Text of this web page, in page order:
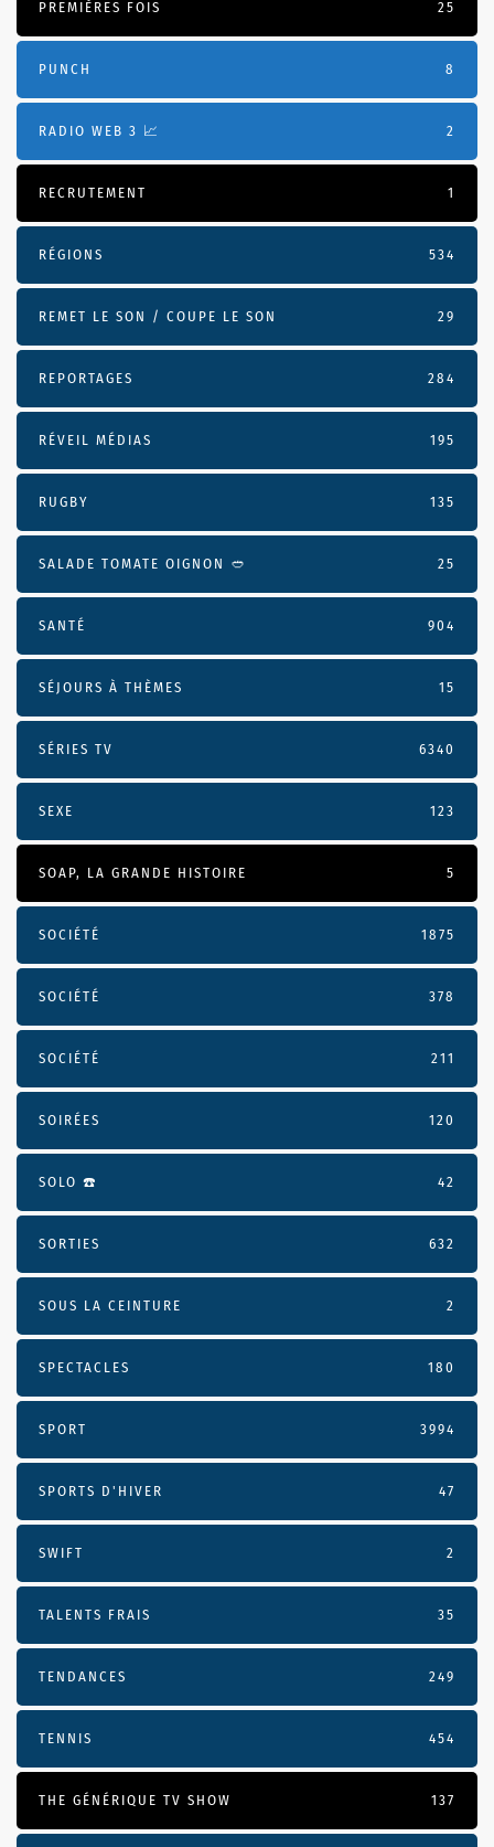
PREMIÈRES FOIS 25
PUNCH 8
RADIO WEB 3 📈 2
RECRUTEMENT 1
RÉGIONS 534
REMET LE SON / COUPE LE SON 29
REPORTAGES 284
RÉVEIL MÉDIAS 195
RUGBY 135
SALADE TOMATE OIGNON 🥙 25
SANTÉ 904
SÉJOURS À THÈMES 15
SÉRIES TV 6340
SEXE 123
SOAP, LA GRANDE HISTOIRE 5
SOCIÉTÉ 1875
SOCIÉTÉ 378
SOCIÉTÉ 211
SOIRÉES 120
SOLO ☎️ 42
SORTIES 632
SOUS LA CEINTURE 2
SPECTACLES 180
SPORT 3994
SPORTS D'HIVER 47
SWIFT 2
TALENTS FRAIS 35
TENDANCES 249
TENNIS 454
THE GÉNÉRIQUE TV SHOW 137